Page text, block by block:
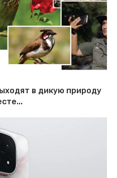
в дикую природу